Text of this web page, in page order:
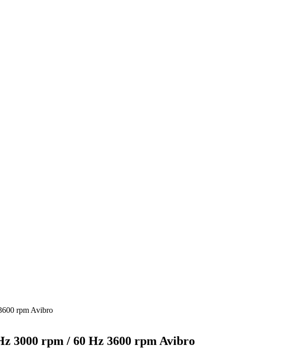
rpm Avibro
3000 rpm / 60 Hz 3600 rpm Avibro